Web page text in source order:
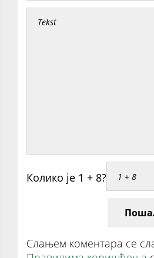
Колико је 1 + 8?
Слањем коментара се